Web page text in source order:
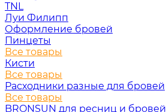
TNL
Луи Филипп
Оформление бровей
Пинцеты
Все товары
Кисти
Все товары
Расходники разные для бровей
Все товары
BRONSUN для ресниц и бровей